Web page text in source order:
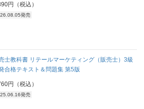
円（税込）
発売
士教科書 リテールマーケティング（販売士）3級
合格テキスト＆問題集 第5版
円（税込）
発売